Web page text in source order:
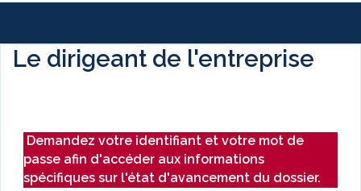
Le dirigeant de l'entreprise
Demandez votre identifiant et votre mot de
passe afin d'accéder aux informations
spécifiques sur l'état d'avancement du dossier.